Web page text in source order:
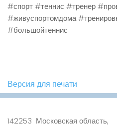
#спорт #теннис #тренер
#живуспортомдома
#большойтеннис
Версия для печати
142253 Московская область,